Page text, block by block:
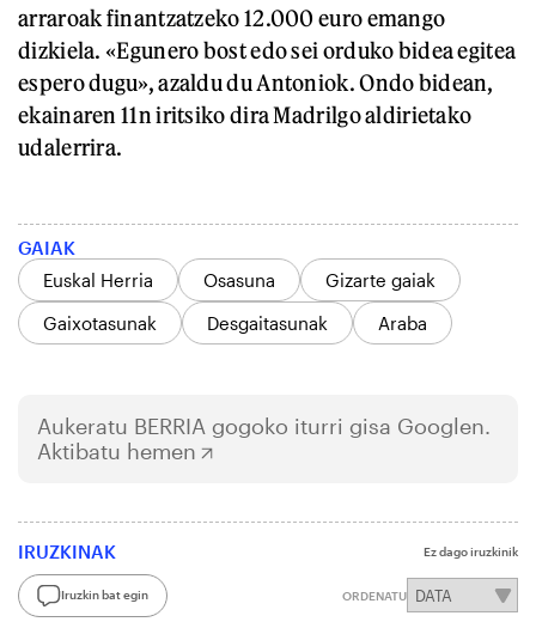
arraroak finantzatzeko 12.000 euro emango
dizkiela. «Egunero bost edo sei orduko bidea egitea
espero dugu», azaldu du Antoniok. Ondo bidean,
ekainaren 11n iritsiko dira Madrilgo aldirietako
udalerrira.
GAIAK
Euskal Herria
Osasuna
Gizarte gaiak
Gaixotasunak
Desgaitasunak Araba
Aukeratu BERRIA gogoko iturri gisa Googlen.
Aktibatu hemen
IRUZKINAK Ez dago iruzkinik
Iruzkin bat egin ORDENATU